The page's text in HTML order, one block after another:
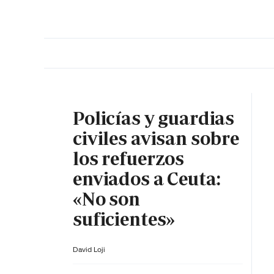
Policías y guardias
civiles avisan sobre
los refuerzos
enviados a Ceuta:
«No son
suficientes»
David Loji